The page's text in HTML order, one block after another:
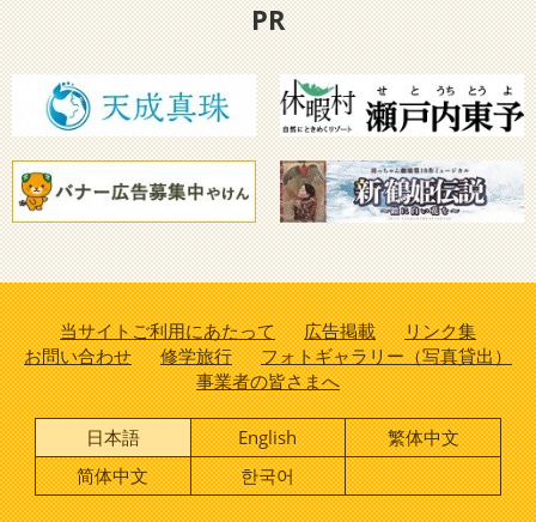
PR
当サイトご利用にあたって 広告掲載
リンク集
お問い合わせ
修学旅行
フォトギャラリー（写真貸出）
事業者の皆さまへ
日本語 English
繁体中文
简体中文
한국어